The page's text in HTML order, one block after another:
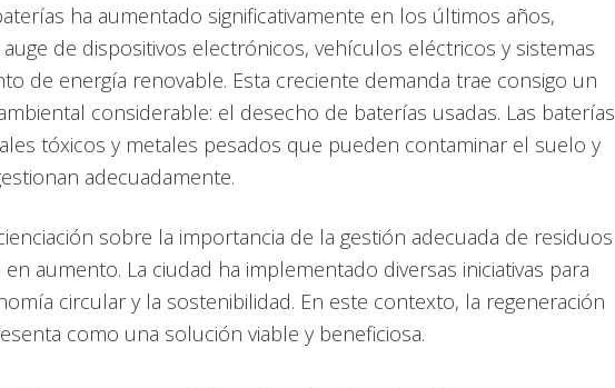
ha aumentado significativamente en los últimos años,
de dispositivos electrónicos, vehículos eléctricos y sistemas
de energía renovable. Esta creciente demanda trae consigo un
considerable: el desecho de baterías usadas. Las baterías
tóxicos y metales pesados que pueden contaminar el suelo y
adecuadamente.
sobre la importancia de la gestión adecuada de residuos
aumento. La ciudad ha implementado diversas iniciativas para
circular y la sostenibilidad. En este contexto, la regeneración
como una solución viable y beneficiosa.